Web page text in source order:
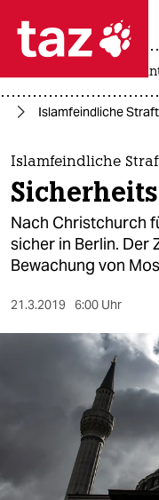
 taz
themen
politik
öko
gesellschaft
wahrheit
usa
Islamfeindliche
Islamfeindliche
Nach Christchurch
sicher in Berlin.
Bewachung von
21.3.2019 6:00 Uhr